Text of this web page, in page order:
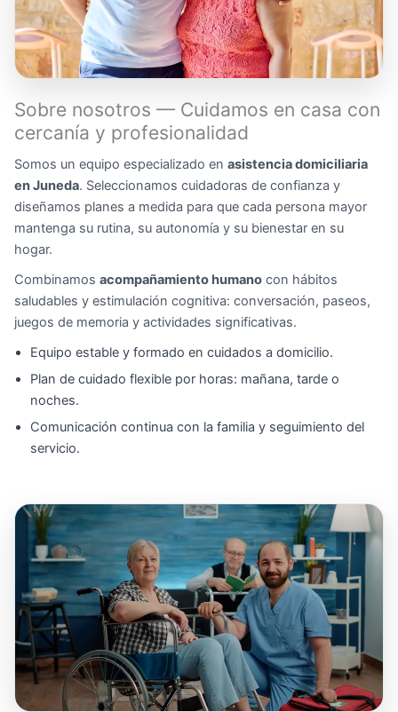
Sobre nosotros — Cuidamos en casa con
cercanía y profesionalidad
Somos un equipo especializado en asistencia domiciliaria
en Juneda. Seleccionamos cuidadoras de confianza y
diseñamos planes a medida para que cada persona mayor
mantenga su rutina, su autonomía y su bienestar en su
hogar.
Combinamos acompañamiento humano con hábitos
saludables y estimulación cognitiva: conversación, paseos,
juegos de memoria y actividades significativas.
Equipo estable y formado en cuidados a domicilio.
Plan de cuidado flexible por horas: mañana, tarde o
noches.
Comunicación continua con la familia y seguimiento del
servicio.